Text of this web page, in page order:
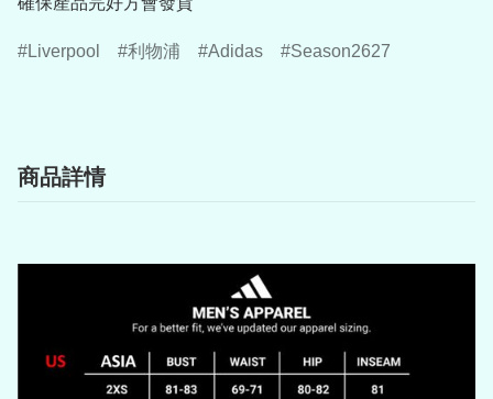
Liverpool 利物浦 Adidas Season2627
商品詳情